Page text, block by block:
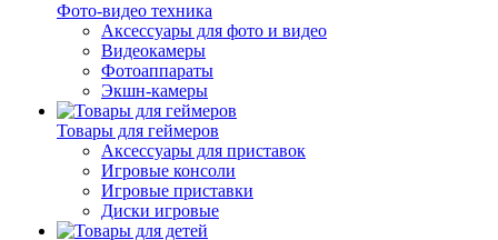
Фото-видео техника
Аксессуары для фото и видео
Видеокамеры
Фотоаппараты
Экшн-камеры
Товары для геймеров
Аксессуары для приставок
Игровые консоли
Игровые приставки
Диски игровые